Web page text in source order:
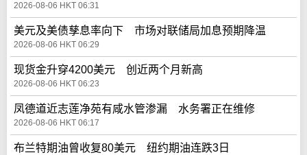
2026-08-06 HKT 06:31
美元及美债孳息率向下 市场对联储局加息预期降温
2026-08-06 HKT 06:29
现货金升穿4200美元 创近两个月新高
2026-08-06 HKT 06:23
凤德道近志莲净苑有咸水管渗漏 水务署正在维修
2026-08-06 HKT 06:17
布兰特期油曾收复80美元 纽约期油连跌3日